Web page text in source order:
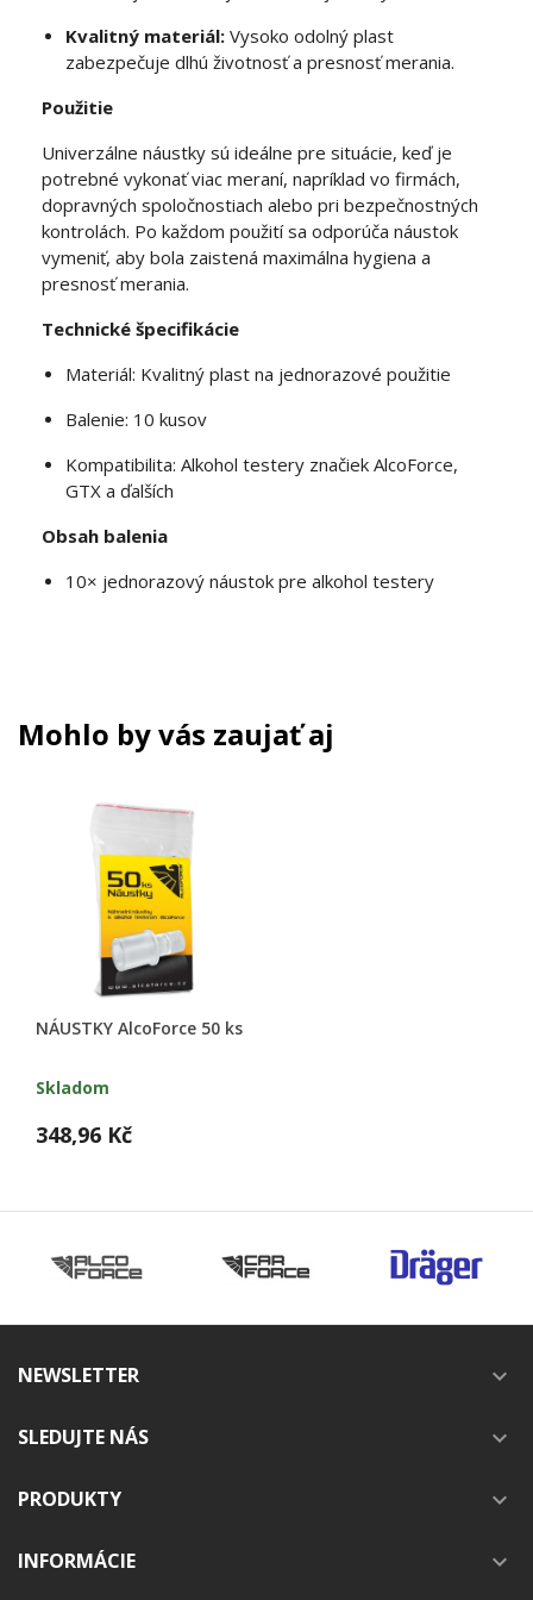
Kvalitný materiál: Vysoko odolný plast
zabezpečuje dlhú životnosť a presnosť merania.
Použitie
Univerzálne náustky sú ideálne pre situácie, keď je
potrebné vykonať viac meraní, napríklad vo firmách,
dopravných spoločnostiach alebo pri bezpečnostných
kontrolách. Po každom použití sa odporúča náustok
vymeniť, aby bola zaistená maximálna hygiena a
presnosť merania.
Technické špecifikácie
Materiál: Kvalitný plast na jednorazové použitie
Balenie: 10 kusov
Kompatibilita: Alkohol testery značiek AlcoForce,
GTX a ďalších
Obsah balenia
10× jednorazový náustok pre alkohol testery
Mohlo by vás zaujať aj
NÁUSTKY AlcoForce 50 ks
Skladom
348,96 Kč
NEWSLETTER 
SLEDUJTE NÁS 
PRODUKTY 
INFORMÁCIE 